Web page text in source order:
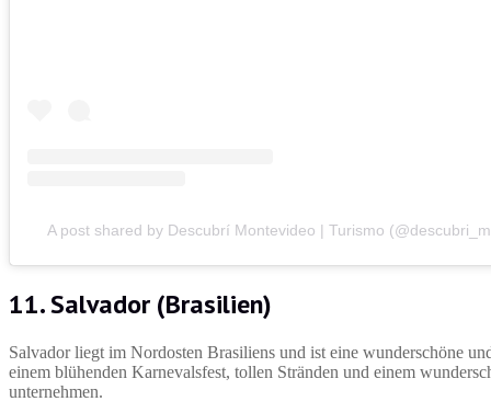
A post shared by Descubrí Montevideo | Turismo
11. Salvador (Brasilien)
Salvador liegt im Nordosten Brasiliens und ist eine wunderschöne
einem blühenden Karnevalsfest, tollen Stränden und einem
unternehmen.